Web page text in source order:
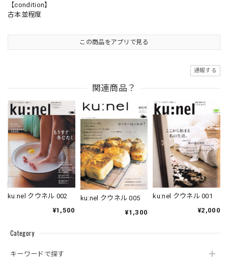
Category
キーワードで探す
【condition】
古本並程度
この商品をアプリで見る
通報する
関連商品？
ku:nel クウネル 002
¥1,500
ku:nel クウネル 005
¥1,300
ku:nel クウネル 001
¥2,000